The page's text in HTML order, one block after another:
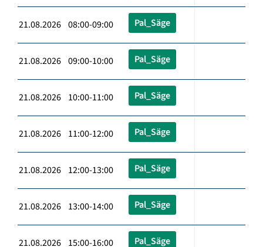
21.08.2026 08:00-09:00 Pal_Säge
21.08.2026 09:00-10:00 Pal_Säge
21.08.2026 10:00-11:00 Pal_Säge
21.08.2026 11:00-12:00 Pal_Säge
21.08.2026 12:00-13:00 Pal_Säge
21.08.2026 13:00-14:00 Pal_Säge
21.08.2026 15:00-16:00 Pal_Säge